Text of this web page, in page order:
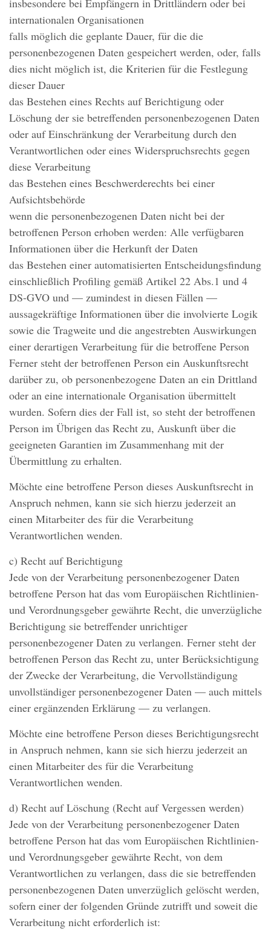
insbesondere bei Empfängern in Drittländern oder bei
internationalen Organisationen
falls möglich die geplante Dauer, für die die
personenbezogenen Daten gespeichert werden, oder, falls
dies nicht möglich ist, die Kriterien für die Festlegung
dieser Dauer
das Bestehen eines Rechts auf Berichtigung oder
Löschung der sie betreffenden personenbezogenen Daten
oder auf Einschränkung der Verarbeitung durch den
Verantwortlichen oder eines Widerspruchsrechts gegen
diese Verarbeitung
das Bestehen eines Beschwerderechts bei einer
Aufsichtsbehörde
wenn die personenbezogenen Daten nicht bei der
betroffenen Person erhoben werden: Alle verfügbaren
Informationen über die Herkunft der Daten
das Bestehen einer automatisierten Entscheidungsfindung
einschließlich Profiling gemäß Artikel 22 Abs.1 und 4
DS-GVO und — zumindest in diesen Fällen —
aussagekräftige Informationen über die involvierte Logik
sowie die Tragweite und die angestrebten Auswirkungen
einer derartigen Verarbeitung für die betroffene Person
Ferner steht der betroffenen Person ein Auskunftsrecht
darüber zu, ob personenbezogene Daten an ein Drittland
oder an eine internationale Organisation übermittelt
wurden. Sofern dies der Fall ist, so steht der betroffenen
Person im Übrigen das Recht zu, Auskunft über die
geeigneten Garantien im Zusammenhang mit der
Übermittlung zu erhalten.
Möchte eine betroffene Person dieses Auskunftsrecht in
Anspruch nehmen, kann sie sich hierzu jederzeit an
einen Mitarbeiter des für die Verarbeitung
Verantwortlichen wenden.
c) Recht auf Berichtigung
Jede von der Verarbeitung personenbezogener Daten
betroffene Person hat das vom Europäischen Richtlinien-
und Verordnungsgeber gewährte Recht, die unverzügliche
Berichtigung sie betreffender unrichtiger
personenbezogener Daten zu verlangen. Ferner steht der
betroffenen Person das Recht zu, unter Berücksichtigung
der Zwecke der Verarbeitung, die Vervollständigung
unvollständiger personenbezogener Daten — auch mittels
einer ergänzenden Erklärung — zu verlangen.
Möchte eine betroffene Person dieses Berichtigungsrecht
in Anspruch nehmen, kann sie sich hierzu jederzeit an
einen Mitarbeiter des für die Verarbeitung
Verantwortlichen wenden.
d) Recht auf Löschung (Recht auf Vergessen werden)
Jede von der Verarbeitung personenbezogener Daten
betroffene Person hat das vom Europäischen Richtlinien-
und Verordnungsgeber gewährte Recht, von dem
Verantwortlichen zu verlangen, dass die sie betreffenden
personenbezogenen Daten unverzüglich gelöscht werden,
sofern einer der folgenden Gründe zutrifft und soweit die
Verarbeitung nicht erforderlich ist: